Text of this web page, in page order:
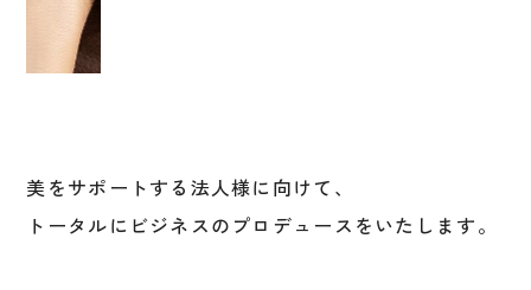
美をサポートする法人様に向けて、
トータルにビジネスのプロデュースをいたします。